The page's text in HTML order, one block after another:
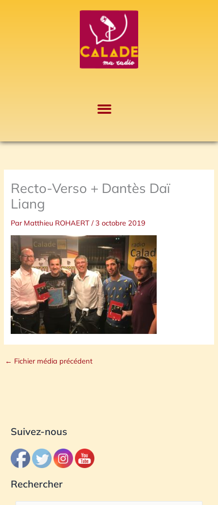
Recto-Verso + Dantès Daï
Liang
Par Matthieu ROHAERT/ 3 octobre 2019
← Fichier média précédent
Suivez-nous
Rechercher